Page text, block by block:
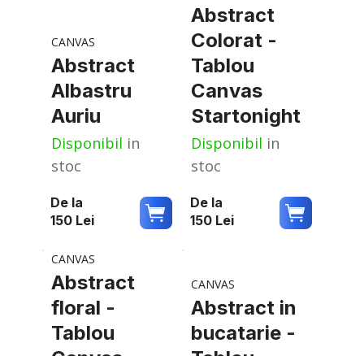
CANVAS
Abstract
Albastru
Auriu
Disponibil in
stoc
De la
150 Lei
Abstract
Colorat -
Tablou
Canvas
Startonight
Disponibil in
stoc
De la
150 Lei
CANVAS
Abstract
floral -
Tablou
CANVAS
Abstract in
bucatarie -